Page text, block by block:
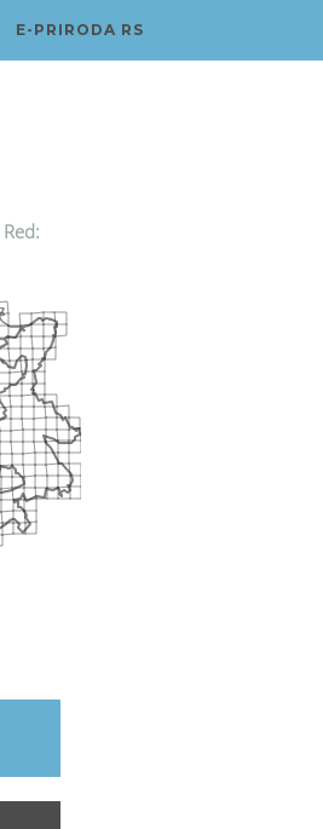
E-PRIRODA RS
Red: